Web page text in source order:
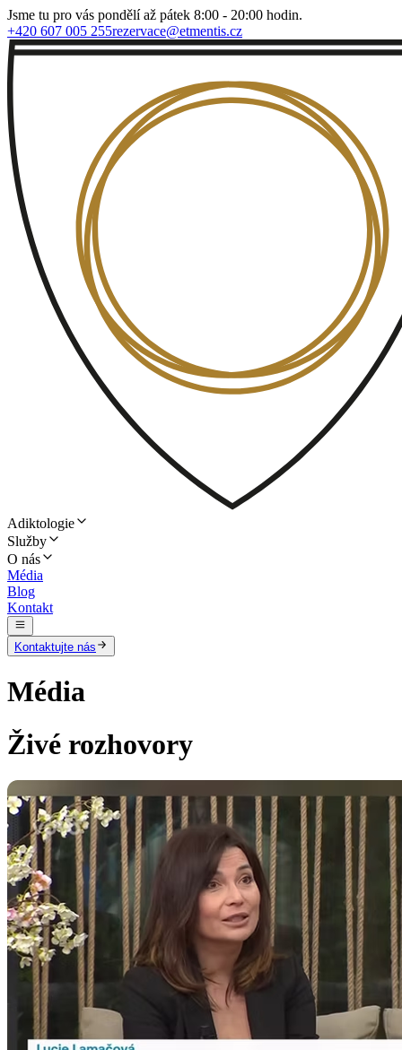
Jsme tu pro vás pondělí až pátek 8:00 - 20:00 hodin.
+420 607 005 255rezervace@etmentis.cz
Adiktologie
Služby
O nás
Média
Blog
Kontakt
Kontaktujte nás
Média
Živé rozhovory